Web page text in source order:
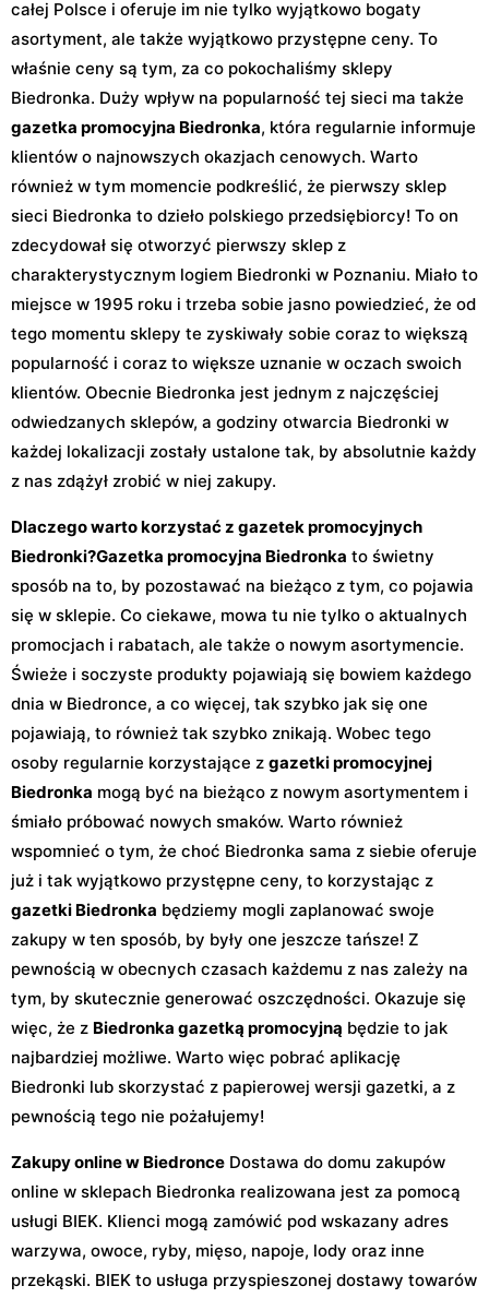
całej Polsce i oferuje im nie tylko wyjątkowo bogaty
asortyment, ale także wyjątkowo przystępne ceny. To
właśnie ceny są tym, za co pokochaliśmy sklepy
Biedronka. Duży wpływ na popularność tej sieci ma także
gazetka promocyjna Biedronka, która regularnie informuje
klientów o najnowszych okazjach cenowych. Warto
również w tym momencie podkreślić, że pierwszy sklep
sieci Biedronka to dzieło polskiego przedsiębiorcy! To on
zdecydował się otworzyć pierwszy sklep z
charakterystycznym logiem Biedronki w Poznaniu. Miało to
miejsce w 1995 roku i trzeba sobie jasno powiedzieć, że od
tego momentu sklepy te zyskiwały sobie coraz to większą
popularność i coraz to większe uznanie w oczach swoich
klientów. Obecnie Biedronka jest jednym z najczęściej
odwiedzanych sklepów, a godziny otwarcia Biedronki w
każdej lokalizacji zostały ustalone tak, by absolutnie każdy
z nas zdążył zrobić w niej zakupy.
Dlaczego warto korzystać z gazetek promocyjnych
Biedronki?Gazetka promocyjna Biedronka to świetny
sposób na to, by pozostawać na bieżąco z tym, co pojawia
się w sklepie. Co ciekawe, mowa tu nie tylko o aktualnych
promocjach i rabatach, ale także o nowym asortymencie.
Świeże i soczyste produkty pojawiają się bowiem każdego
dnia w Biedronce, a co więcej, tak szybko jak się one
pojawiają, to również tak szybko znikają. Wobec tego
osoby regularnie korzystające z gazetki promocyjnej
Biedronka mogą być na bieżąco z nowym asortymentem i
śmiało próbować nowych smaków. Warto również
wspomnieć o tym, że choć Biedronka sama z siebie oferuje
już i tak wyjątkowo przystępne ceny, to korzystając z
gazetki Biedronka będziemy mogli zaplanować swoje
zakupy w ten sposób, by były one jeszcze tańsze! Z
pewnością w obecnych czasach każdemu z nas zależy na
tym, by skutecznie generować oszczędności. Okazuje się
więc, że z Biedronka gazetką promocyjną będzie to jak
najbardziej możliwe. Warto więc pobrać aplikację
Biedronki lub skorzystać z papierowej wersji gazetki, a z
pewnością tego nie pożałujemy!
Zakupy online w Biedronce Dostawa do domu zakupów
online w sklepach Biedronka realizowana jest za pomocą
usługi BIEK. Klienci mogą zamówić pod wskazany adres
warzywa, owoce, ryby, mięso, napoje, lody oraz inne
przekąski. BIEK to usługa przyspieszonej dostawy towarów